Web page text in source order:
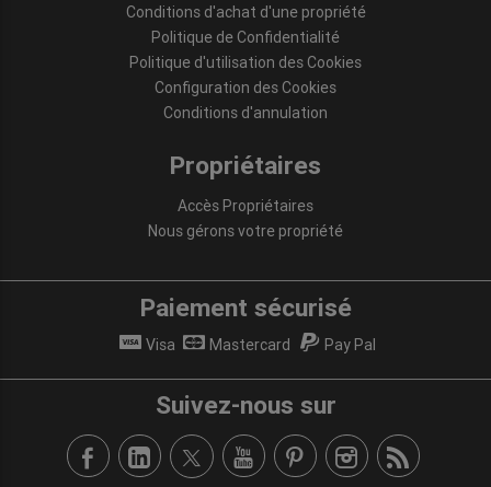
Conditions d'achat d'une propriété
Politique de Confidentialité
Politique d'utilisation des Cookies
Configuration des Cookies
Conditions d'annulation
Propriétaires
Accès Propriétaires
Nous gérons votre propriété
Paiement sécurisé
Visa Mastercard Pay Pal
Suivez-nous sur